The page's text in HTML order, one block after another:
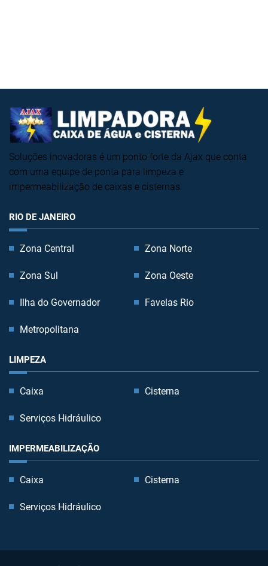
Soluções inovadoras é um ponto forte da Ajax que conta
com uma equipe de ponta para limpeza e
impermeabilização de caixas e cisternas.
RIO DE JANEIRO
Zona Central Zona Norte
Zona Sul Zona Oeste
Ilha do Governador Favelas Rio
Metropolitana
LIMPEZA
Caixa Cisterna
Serviços Hidráulico
IMPERMEABILIZAÇÃO
Caixa Cisterna
Serviços Hidráulico